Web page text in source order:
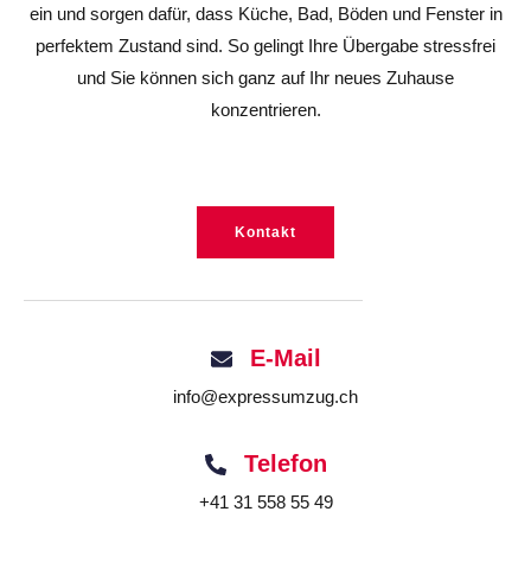
ein und sorgen dafür, dass Küche, Bad, Böden und Fenster in
perfektem Zustand sind. So gelingt Ihre Übergabe stressfrei
und Sie können sich ganz auf Ihr neues Zuhause
konzentrieren.
Kontakt
E-Mail
info@expressumzug.ch
Telefon
+41 31 558 55 49